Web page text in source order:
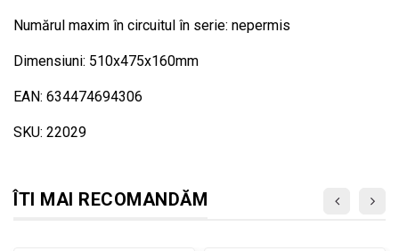
Numărul maxim în circuitul în serie: nepermis
Dimensiuni: 510x475x160mm
EAN: 634474694306
SKU: 22029
ÎTI MAI RECOMANDĂM